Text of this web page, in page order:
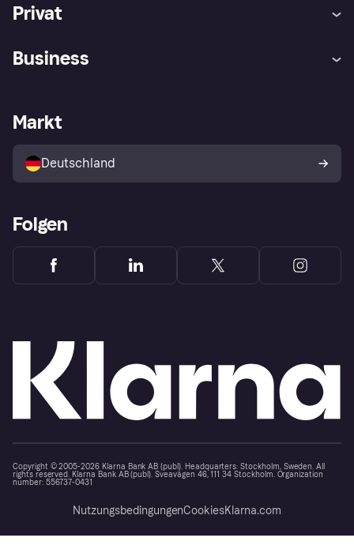
Privat
Klarna App
Shops entdecken
Käuferschutzrichtlinie
Dein Widerrufsrecht
Business
Händlerportal
Markt
Deutschland
Folgen
Copyright © 2005-2026 Klarna Bank AB (publ). Headquarters: Stockholm, Sweden. All
rights reserved. Klarna Bank AB (publ). Sveavägen 46, 111 34 Stockholm. Organization
number: 556737-0431
NutzungsbedingungenCookiesKlarna.com